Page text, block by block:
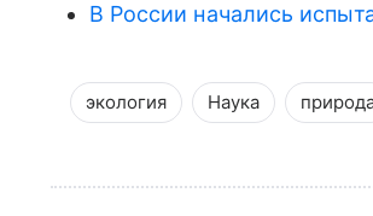
В России начались
экология Наука